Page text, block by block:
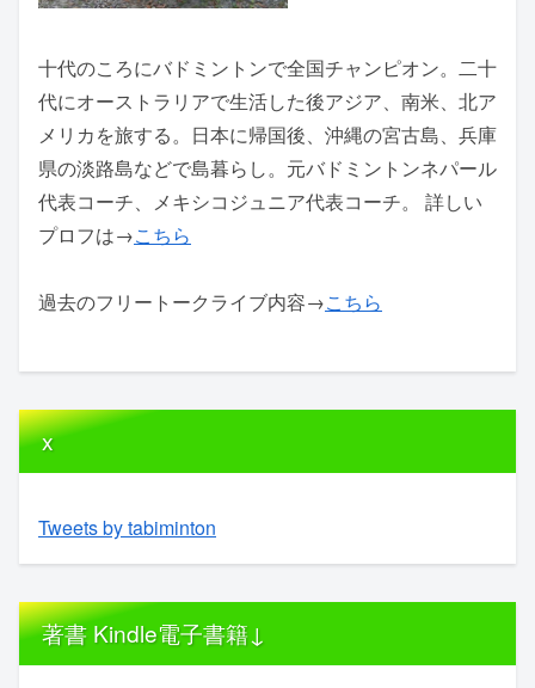
十代のころにバドミントンで全国チャンピオン。二十
代にオーストラリアで生活した後アジア、南米、北ア
メリカを旅する。日本に帰国後、沖縄の宮古島、兵庫
県の淡路島などで島暮らし。元バドミントンネパール
代表コーチ、メキシコジュニア代表コーチ。 詳しい
プロフは→こちら
過去のフリートークライブ内容→こちら
x
Tweets by tabiminton
著書 Kindle電子書籍↓